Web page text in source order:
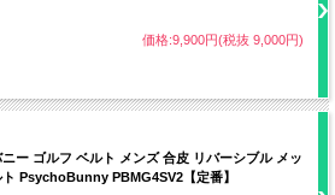
価格:9,900円(税抜 9,000円)
ー ゴルフ ベルト メンズ 合皮 リバーシブル メッ
ト PsychoBunny PBMG4SV2【定番】